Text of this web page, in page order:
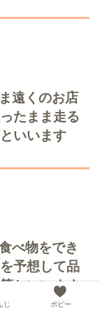
遠くのお店
たまま走る
いいます
べ物をでき
予想して品
といいます
じ ポピー